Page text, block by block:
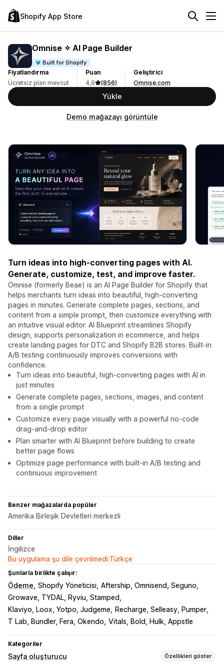
Shopify App Store
Omnise ✧ AI Page Builder
Built for Shopify
Fiyatlandırma
Ücretsiz plan mevcut
Puan
4,9
(856)
Geliştirici
Omnise.com
Yükle
Demo mağazayı görüntüle
Turn ideas into high-converting pages with AI.
Generate, customize, test, and improve faster.
Omnise (formerly Beae) is an AI Page Builder for Shopify that
helps merchants turn ideas into beautiful, high-converting
pages in minutes. Generate complete pages, sections, and
content from a simple prompt, then customize everything with
an intuitive visual editor. AI Blueprint streamlines Shopify
design, supports personalization in ecommerce, and helps
create landing pages for DTC and Shopify B2B stores. Built-in
A/B testing continuously improves conversions with
confidence.
Turn ideas into beautiful, high-converting pages with AI in
just minutes
Generate complete pages, sections, images, and content
from a single prompt
Customize every page visually with a powerful no-code
drag-and-drop editor
Plan smarter with AI Blueprint before building to create
better page flows
Optimize page performance with built-in A/B testing and
continuous improvement
Benzer mağazalarda popüler
Amerika Birleşik Devletleri merkezli
Diller
İngilizce
Bu uygulama şu dile çevrilmedi:Türkçe
Şunlarla birlikte çalışır:
Ödeme Shopify Yöneticisi Aftership, Omnisend, Seguno
Growave, TYDAL, Ryviu, Stamped
Klaviyo, Loox, Yotpo, Judgeme
Recharge, Selleasy, Pumper
T Lab, Bundler, Fera, Okendo Vitals, Bold, Hulk, Appstle
Kategoriler
Sayfa oluşturucu Özellikleri göster